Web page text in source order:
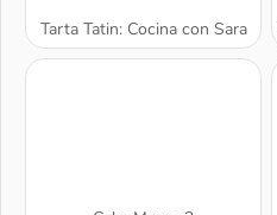
Tarta Tatin: Cocina con Sara